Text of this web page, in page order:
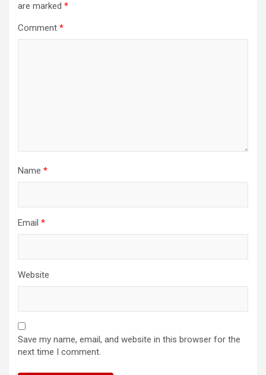
are marked *
Comment *
Name *
Email *
Website
Save my name, email, and website in this browser for the
next time I comment.